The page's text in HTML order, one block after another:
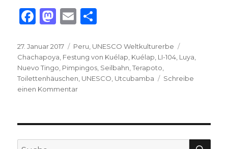
F
c
e
b
o
k
M
to
d
o
n
E
ai
l
le
n
Veröffentlicht
am
27. Januar 2017 Kategorien
Peru, UNESCO Weltkulturerbe
Chachapoya, Festung von Kuélap, Kuélap, LI-104, Luya,
Nuevo Tingo, Pimpingos, Seilbahn,Terapoto,
Toilettenhäuschen, UNESCO, Utcubamba
Schreibe
einen Kommentarzu
–
Suche